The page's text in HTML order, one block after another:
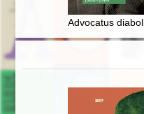
Advocatus